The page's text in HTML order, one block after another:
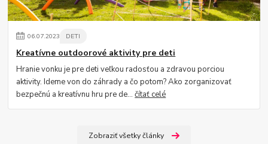
06.07.2023 DETI
Kreatívne outdoorové aktivity pre deti
Hranie vonku je pre deti veľkou radosťou a zdravou porciou
aktivity. Ideme von do záhrady a čo potom? Ako zorganizovať
bezpečnú a kreatívnu hru pre de...čítať celé
Zobraziť všetky články